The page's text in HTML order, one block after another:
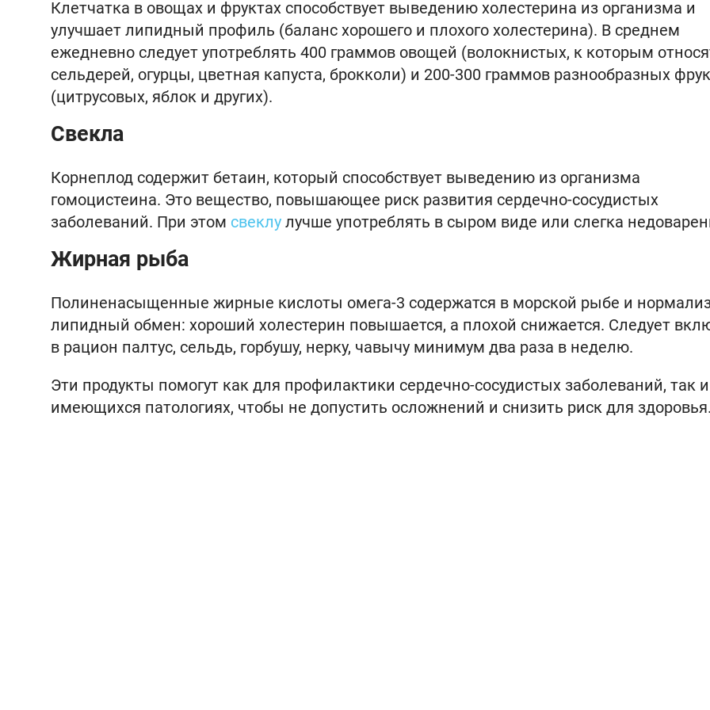
Клетчатка в овощах и фруктах способствует выведению холестерина из организма и
улучшает липидный профиль (баланс хорошего и плохого холестерина). В среднем
ежедневно следует употреблять 400 граммов овощей (волокнистых, к которым
сельдерей, огурцы, цветная капуста, брокколи) и 200-300 граммов разнообразных
(цитрусовых, яблок и других).
Свекла
Корнеплод содержит бетаин, который способствует выведению из организма
гомоцистеина. Это вещество, повышающее риск развития сердечно-сосудистых
заболеваний. При этом свеклу лучше употреблять в сыром виде или слегка
Жирная рыба
Полиненасыщенные жирные кислоты омега-3 содержатся в морской рыбе и
липидный обмен: хороший холестерин повышается, а плохой снижается. Следует
в рацион палтус, сельдь, горбушу, нерку, чавычу минимум два раза в неделю.
Эти продукты помогут как для профилактики сердечно-сосудистых заболеваний, так
имеющихся патологиях, чтобы не допустить осложнений и снизить риск для здоровья.